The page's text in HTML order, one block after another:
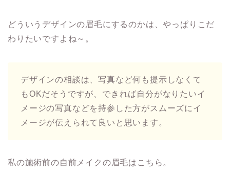
どういうデザインの眉毛にするのかは、やっぱりこだ
わりたいですよね～。
デザインの相談は、写真など何も提示しなくて
もOKだそうですが、できれば自分がなりたいイ
メージの写真などを持参した方がスムーズにイ
メージが伝えられて良いと思います。
私の施術前の自前メイクの眉毛はこちら。